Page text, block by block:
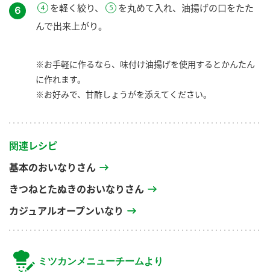
６ を軽く絞り、
を丸めて入れ、油揚げの口をたた
んで出来上がり。
※お手軽に作るなら、味付け油揚げを使用するとかんたん
に作れます。
※お好みで、甘酢しょうがを添えてください。
関連レシピ
基本のおいなりさん
きつねとたぬきのおいなりさん
カジュアルオープンいなり
ミツカンメニューチームより